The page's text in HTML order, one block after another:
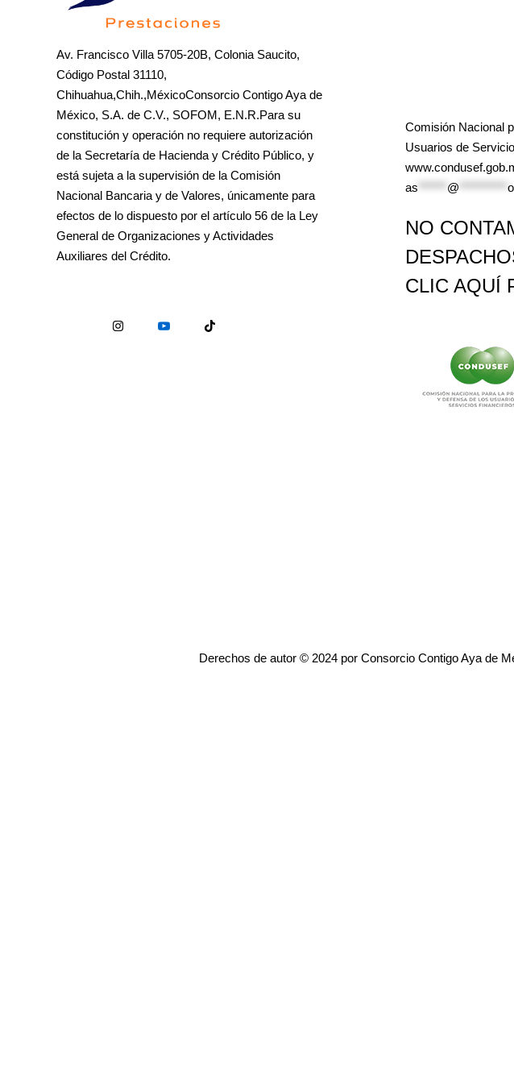
Av. Francisco Villa 5705-20B, Colonia Saucito,
Código Postal 31110,
Chihuahua,Chih.,MéxicoConsorcio Contigo Aya de
México, S.A. de C.V., SOFOM, E.N.R.Para su
constitución y operación no requiere autorización
de la Secretaría de Hacienda y Crédito Público, y
está sujeta a la supervisión de la Comisión
Nacional Bancaria y de Valores, únicamente para
efectos de lo dispuesto por el artículo 56 de la Ley
General de Organizaciones y Actividades
Auxiliares del Crédito.
Comisión Nacional
Usuarios de
as
@
NO
CLIC AQUÍ
Derechos de autor © 2024 por Consorcio Contigo Aya de